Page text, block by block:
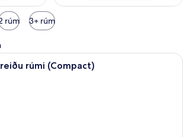
rúm 3+ rúm
Herbergi með tvíbreiðu rúmi
rúmi (Compact)